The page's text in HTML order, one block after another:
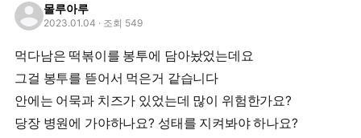
몰루아루
2023.01.04 · 조회 549
먹다남은 떡볶이를 봉투에 담아놨었는데요
그걸 봉투를 뜯어서 먹은거 같습니다
안에는 어묵과 치즈가 있었는데 많이 위험한가요?
당장 병원에 가야하나요? 성태를 지켜봐야 하나요?